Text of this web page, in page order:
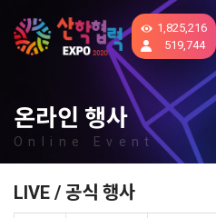
1,825,216
519,744
온라인 행사
Online Event
LIVE / 공식 행사